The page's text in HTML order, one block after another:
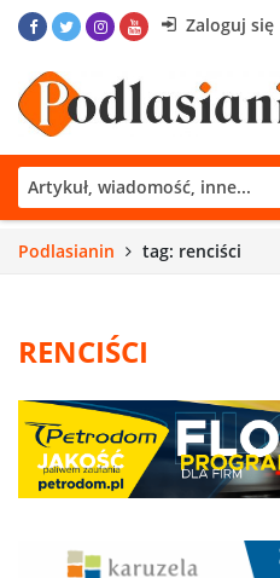
Zaloguj się
Podlasianin tag: renciści
RENCIŚCI